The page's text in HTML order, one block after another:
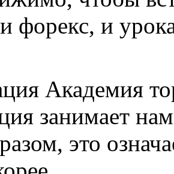
форекс, и
Академия
занимает
это